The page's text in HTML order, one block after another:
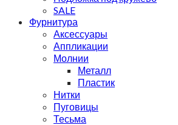
SALE
Фурнитура
Аксессуары
Аппликации
Молнии
Металл
Пластик
Нитки
Пуговицы
Тесьма